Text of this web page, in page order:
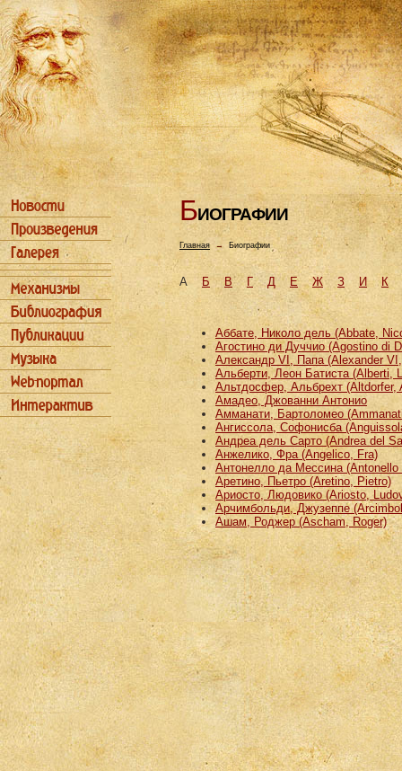
БИОГРАФИИ
Главная→ Биографии
АБ В Г Д Е Ж З И К
Аббате, Николо дель (Abbate,
Агостино ди Дуччио (Agostino di
Александр VI, Папа (Alexander
Альберти, Леон Батиста (Alberti,
Альтдосфер, Альбрехт (Altdorfer,
Амадео, Джованни Антонио
Амманати, Бартоломео
Ангиссола, Софонисба
Андреа дель Сарто (Andrea del
Анжелико, Фра (Angelico, Fra)
Антонелло да Мессина (Antonello
Аретино, Пьетро (Aretino, Pietro)
Ариосто, Людовико (Ariosto,
Арчимбольди, Джузеппе
Ашам, Роджер (Ascham, Roger)